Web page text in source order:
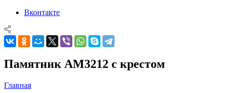
Вконтакте
Памятник AM3212 с крестом
Главная